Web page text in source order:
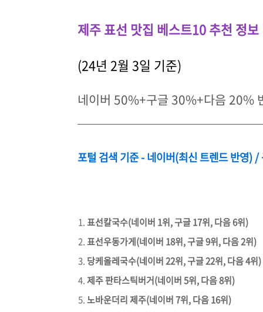
제주 표선 맛집 베스트10 추천 정보
(24년 2월 3일 기준)
네이버 50%+구글 30%+다음 20%
포털 검색 기준 - 네이버(최신 트렌드 반영)
표선칼국수(네이버 1위, 구글 17위, 다음 6위)
표선우동가게(네이버 18위, 구글 9위, 다음 2위)
당케올레국수(네이버 22위, 구글 22위, 다음 4위)
제주 판타스틱버거(네이버 5위, 다음 8위)
노바운더리 제주(네이버 7위, 다음 16위)